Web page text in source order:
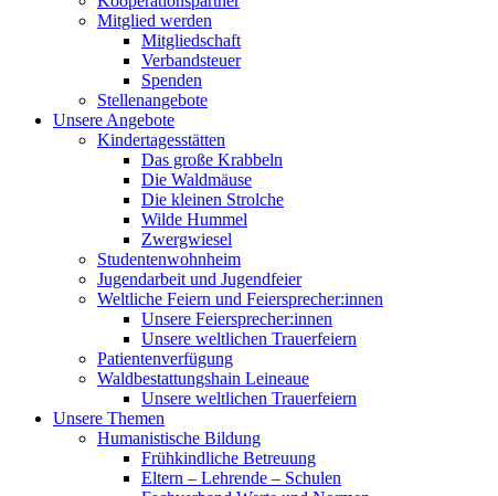
Mitglied werden
Mitgliedschaft
Verbandsteuer
Spenden
Stellenangebote
Unsere Angebote
Kindertagesstätten
Das große Krabbeln
Die Waldmäuse
Die kleinen Strolche
Wilde Hummel
Zwergwiesel
Studentenwohnheim
Jugendarbeit und Jugendfeier
Weltliche Feiern und Feiersprecher:innen
Unsere Feiersprecher:innen
Unsere weltlichen Trauerfeiern
Patientenverfügung
Waldbestattungshain Leineaue
Unsere weltlichen Trauerfeiern
Unsere Themen
Humanistische Bildung
Frühkindliche Betreuung
Eltern – Lehrende – Schulen